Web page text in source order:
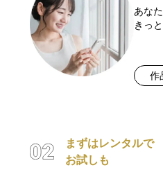
あな
きっ
作
まずはレンタルで
お試しも